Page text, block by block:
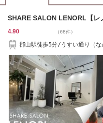
SHARE SALON LENORL【レ
4.90 （68件）
郡山駅徒歩5分/うすい通り（